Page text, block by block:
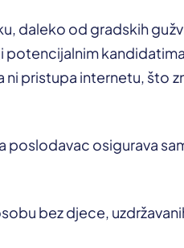
daleko od gradskih
potencijalnim
pristupa internetu, što
poslodavac osigurava
bez djece,